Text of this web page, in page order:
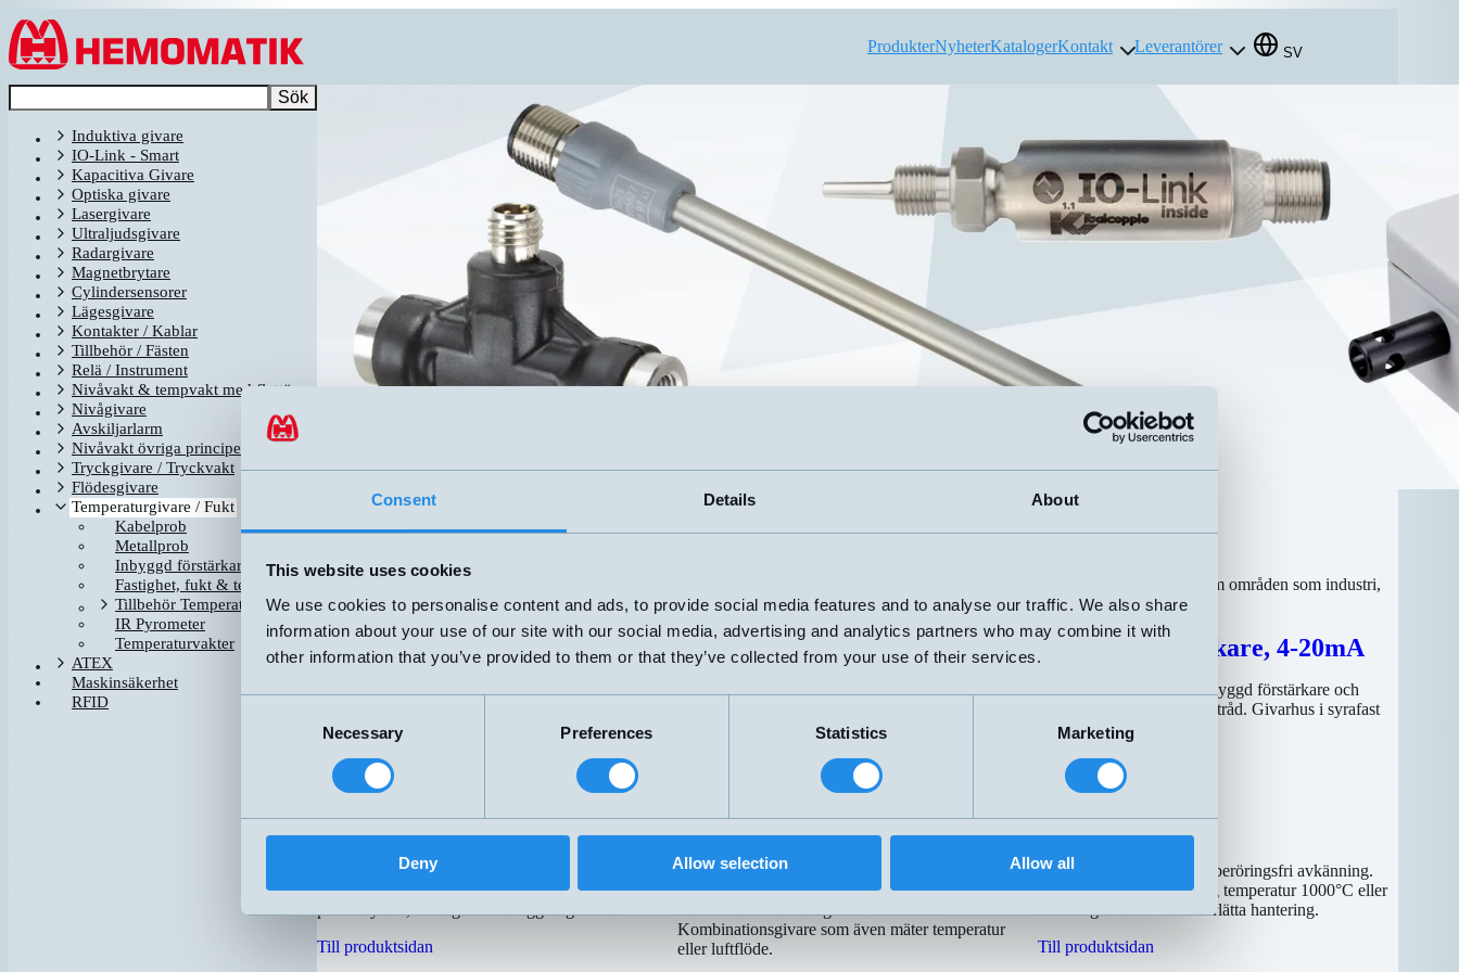
Consent Details About
This website uses cookies
We use cookies to personalise content and ads, to provide social media features and to analyse our traffic. We also share
information about your use of our site with our social media, advertising and analytics partners who may combine it with
other information that you’ve provided to them or that they’ve collected from your use of their services.
Necessary Preferences Statistics Marketing
Deny Allow selection Allow all
Hoppa till innehållet
ProdukterNyheterKatalogerKontakt Leverantörer SV
Sök
Induktiva givare
IO-Link - Smart
Kapacitiva Givare
Optiska givare
Lasergivare
Ultraljudsgivare
Radargivare
Magnetbrytare
Cylindersensorer
Lägesgivare
Kontakter / Kablar
Tillbehör / Fästen
Relä / Instrument
Nivåvakt & tempvakt med flottör
Nivågivare
Avskiljarlarm
Nivåvakt övriga principer
Tryckgivare / Tryckvakt
Flödesgivare
Temperaturgivare / Fukt
Kabelprob
Metallprob
Inbyggd förstärkare, 4-20mA
Fastighet, fukt & temperatur
Tillbehör Temperaturgivare
IR Pyrometer
Temperaturvakter
ATEX
Maskinsäkerhet
RFID
Temperaturgivare / fuktgivare
Temperaturgivare är sensorer som används för att mäta temperatur i olika miljöer och applikationer. De spelar en avgörande roll inom områden som industri,
HVAC (värme, ventilation och luftkonditionering), livsmedelsbehandling och medicin.
Kabelprob
Pt1000, NTC.
Till produktsidan
Metallprob
500°C eller termoelement upp till 1150°C.
Inbyggd förstärkare, 4-20mA
Temperaturgivare med inbyggd förstärkare och
analog signal 4-20 mA, 2-tråd. Givarhus i syrafast
stål eller slagtålig plast.
Till produktsidan
Tillbehör för Temperaturgivare
Panelinstrument med display och reläutgångar.
Gängkopplingar i syrafast stål för Ø3 eller Ø6 mm
Till produktsidan
Fastighet
Fuktgivare och temperaturgivare för
fastighetsautomation.
Kombinationsgivare som även mäter temperatur
eller luftflöde.
Pyrometer
IR-temperaturgivare med beröringsfri avkänning.
Inklusive modeller för hög temperatur 1000°C eller
med ringlaser för att underlätta hantering.
Till produktsidan